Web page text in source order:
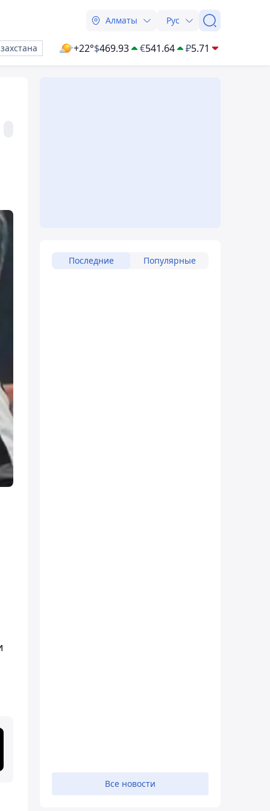
Алматы Рус
+22°$469.93 €541.64 ₽5.71
Последние Популярные
Все новости